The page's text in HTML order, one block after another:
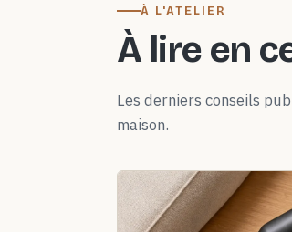
À L'ATELIER
À lire en
Les derniers conseils
maison.